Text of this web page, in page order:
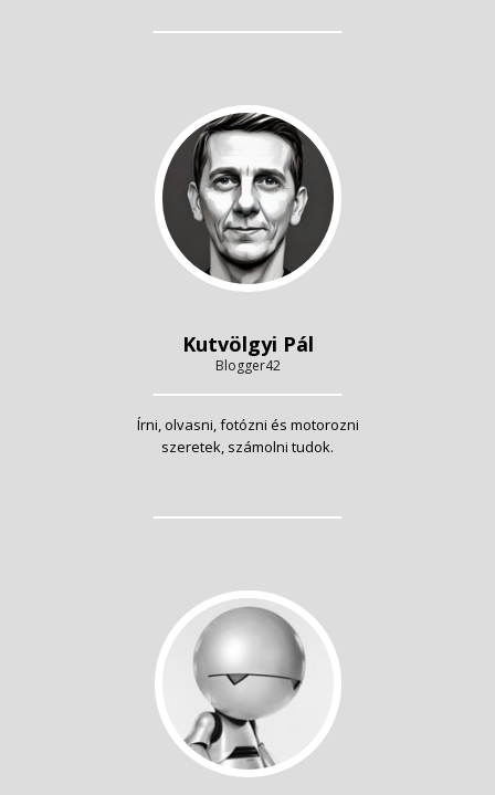
Kutvölgyi Pál
Blogger42
Írni, olvasni, fotózni és motorozni
szeretek, számolni tudok.